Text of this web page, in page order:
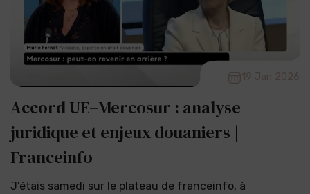
19 Jan 2026
Accord UE–Mercosur : analyse
juridique et enjeux douaniers |
Franceinfo
J'étais samedi sur le plateau de franceinfo, à